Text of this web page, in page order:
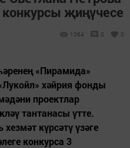
җиңүчесе
1064 0 0
«Пирамида»
хәйрия фонды
проектлар
тантанасы үтте.
күрсәтү үзәге
конкурса 3